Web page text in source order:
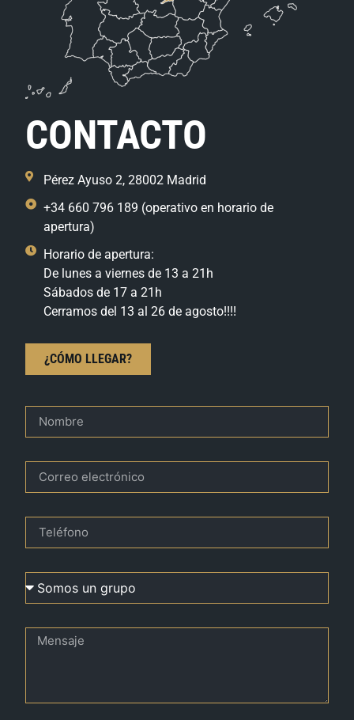
CONTACTO
Pérez Ayuso 2, 28002 Madrid
+34 660 796 189 (operativo en horario de
apertura)
Horario de apertura:
De lunes a viernes de 13 a 21h
Sábados de 17 a 21h
Cerramos del 13 al 26 de agosto!!!!
¿CÓMO LLEGAR?